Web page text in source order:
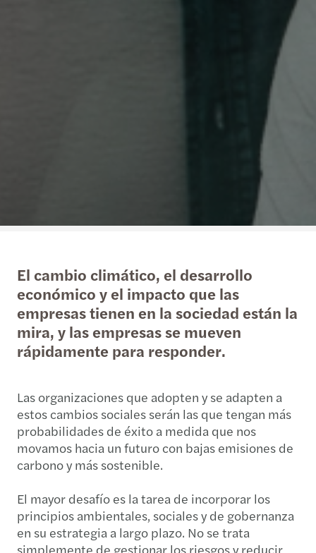
El cambio climático, el desarrollo
económico y el impacto que las
empresas tienen en la sociedad están la
mira, y las empresas se mueven
rápidamente para responder.
Las organizaciones que adopten y se adapten a
estos cambios sociales serán las que tengan más
probabilidades de éxito a medida que nos
movamos hacia un futuro con bajas emisiones de
carbono y más sostenible.
El mayor desafío es la tarea de incorporar los
principios ambientales, sociales y de gobernanza
en su estrategia a largo plazo. No se trata
simplemente de gestionar los riesgos y reducir